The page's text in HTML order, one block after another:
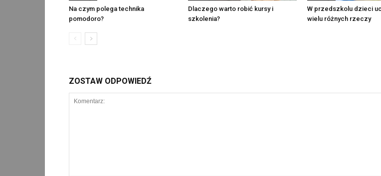
Na czym polega technika
pomodoro?
Dlaczego warto robić kursy i
szkolenia?
W przedszkolu dzieci
wielu różnych rzeczy
ZOSTAW ODPOWIEDŹ